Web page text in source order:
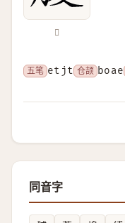
𦞶
五笔 etjt 仓颉 boae
同音字